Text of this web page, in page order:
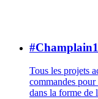
Tous les projets
commandes
dans la forme de